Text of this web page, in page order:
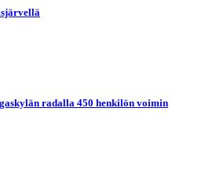
radalla 450 henkilön voimin